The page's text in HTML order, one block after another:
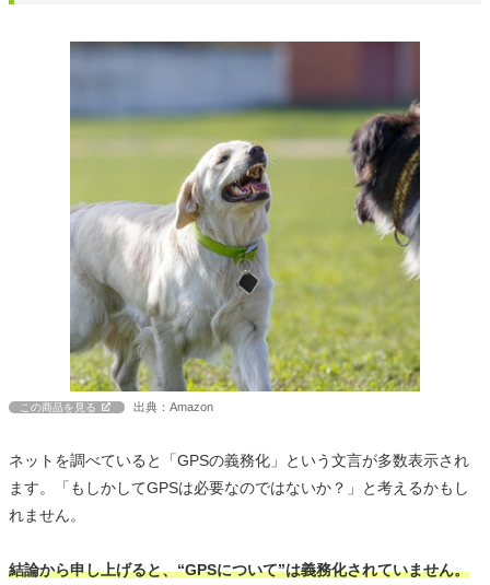
この商品を見る 出典：Amazon
ネットを調べていると「GPSの義務化」という文言が多数表示され
ます。「もしかしてGPSは必要なのではないか？」と考えるかもし
れません。
結論から申し上げると、“GPSについて”は義務化されていません。